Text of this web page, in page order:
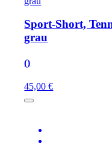
Sport-Short,
grau
()
45,00 €